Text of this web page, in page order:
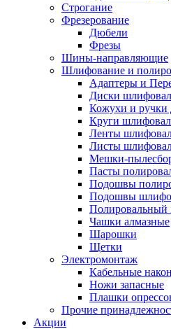
Строгание
Фрезерование
Дюбели
Фрезы
Шины-направляющие
Шлифование и
Адаптеры и
Диски
Кожухи и
Круги
Ленты
Листы
Мешки-
Пасты
Подошвы
Подошвы
Полировальный
Чашки алмазные
Шарошки
Щетки
Электромонтаж
Кабельные
Ножи запасные
Плашки
Прочие
Акции